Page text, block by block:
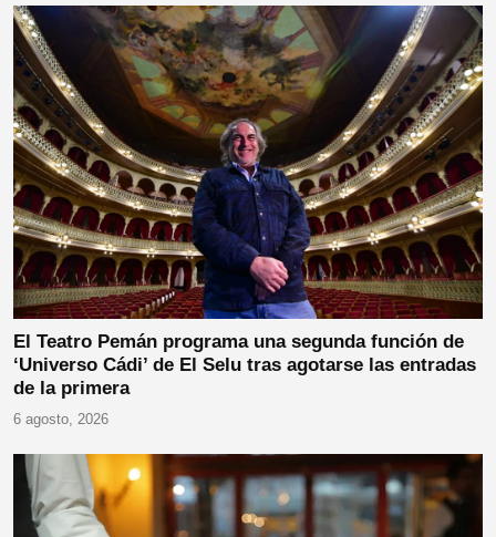
El Teatro Pemán programa una segunda función de
‘Universo Cádi’ de El Selu tras agotarse las entradas
de la primera
6 agosto, 2026